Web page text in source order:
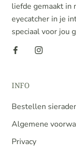
liefde gemaakt in
eyecatcher in je
speciaal voor jou
INFO
Bestellen
Algemene
Privacy